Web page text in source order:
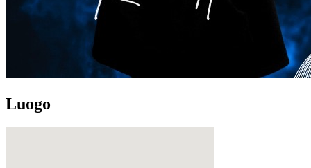
Luogo